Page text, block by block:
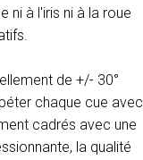
ni à l'iris ni à la roue
de +/- 30°
chaque cue avec
cadrés avec une
la qualité